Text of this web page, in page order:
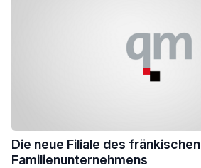
Die neue Filiale des fränkischen
Familienunternehmens